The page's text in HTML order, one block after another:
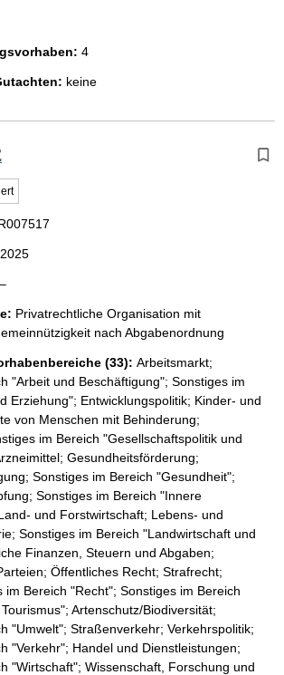
4
keine
–l
e
r
Privatrechtliche Organisation mit
nach Abgabenordnung
(33): Arbeitsmarkt;
"Arbeit und Beschäftigung"; Sonstiges im
Erziehung"; Entwicklungspolitik; Kinder- und
von Menschen mit Behinderung;
im Bereich "Gesellschaftspolitik und
Gesundheitsförderung;
Sonstiges im Bereich "Gesundheit";
Sonstiges im Bereich "Innere
und Forstwirtschaft; Lebens- und
Sonstiges im Bereich "Landwirtschaft und
Finanzen, Steuern und Abgaben;
Öffentliches Recht; Strafrecht;
im Bereich "Recht"; Sonstiges im Bereich
Artenschutz/Biodiversität;
"Umwelt"; Straßenverkehr; Verkehrspolitik;
"Verkehr"; Handel und Dienstleistungen;
"Wirtschaft"; Wissenschaft, Forschung und